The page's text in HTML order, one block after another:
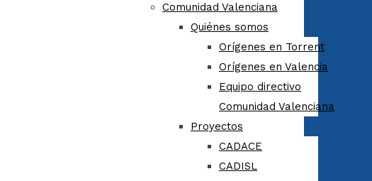
Comunidad Valenciana
Quiénes somos
Orígenes en Torrent
Orígenes en Valencia
Equipo directivo
Comunidad Valenciana
Proyectos
CADACE
CADISL